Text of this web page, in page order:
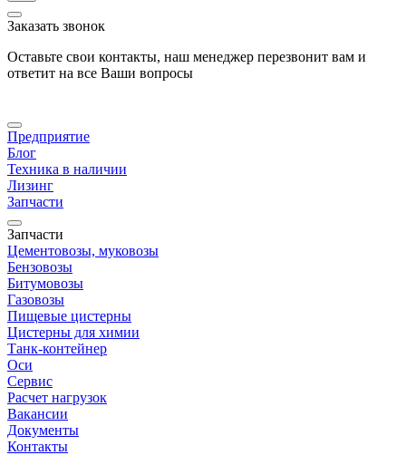
Заказать звонок
Оставьте свои контакты, наш менеджер перезвонит вам и
ответит на все Ваши вопросы
Предприятие
Блог
Техника в наличии
Лизинг
Запчасти
Запчасти
Цементовозы, муковозы
Бензовозы
Битумовозы
Газовозы
Пищевые цистерны
Цистерны для химии
Танк-контейнер
Оси
Сервис
Расчет нагрузок
Вакансии
Документы
Контакты